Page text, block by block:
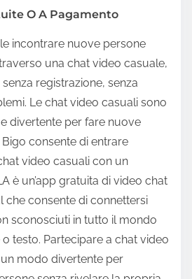
O A Pagamento
incontrare nuove persone
una chat video casuale,
registrazione, senza
Le chat video casuali sono
divertente per fare nuove
consente di entrare
video casuali con un
è un’app gratuita di video chat
che consente di connettersi
sconosciuti in tutto il mondo
testo. Partecipare a chat video
modo divertente per